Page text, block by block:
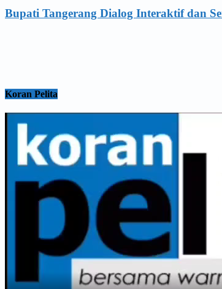
Bupati Tangerang Dialog Interaktif dan
Koran Pelita